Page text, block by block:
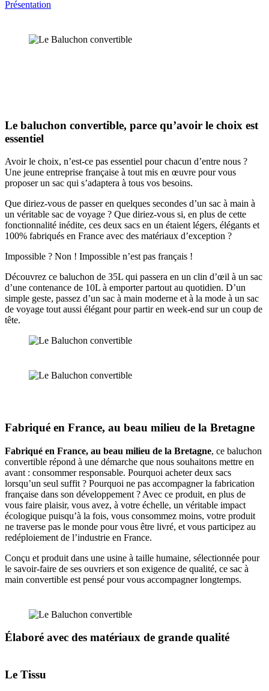
Présentation
Le baluchon convertible, parce qu’avoir le choix est
essentiel
Avoir le choix, n’est-ce pas essentiel pour chacun d’entre nous ?
Une jeune entreprise française à tout mis en œuvre pour vous
proposer un sac qui s’adaptera à tous vos besoins.
Que diriez-vous de passer en quelques secondes d’un sac à main à
un véritable sac de voyage ? Que diriez-vous si, en plus de cette
fonctionnalité inédite, ces deux sacs en un étaient légers, élégants et
100% fabriqués en France avec des matériaux d’exception ?
Impossible ? Non ! Impossible n’est pas français !
Découvrez ce baluchon de 35L qui passera en un clin d’œil à un sac
d’une contenance de 10L à emporter partout au quotidien. D’un
simple geste, passez d’un sac à main moderne et à la mode à un sac
de voyage tout aussi élégant pour partir en week-end sur un coup de
tête.
Fabriqué en France, au beau milieu de la Bretagne
Fabriqué en France, au beau milieu de la Bretagne, ce baluchon
convertible répond à une démarche que nous souhaitons mettre en
avant : consommer responsable. Pourquoi acheter deux sacs
lorsqu’un seul suffit ? Pourquoi ne pas accompagner la fabrication
française dans son développement ? Avec ce produit, en plus de
vous faire plaisir, vous avez, à votre échelle, un véritable impact
écologique puisqu’à la fois, vous consommez moins, votre produit
ne traverse pas le monde pour vous être livré, et vous participez au
redéploiement de l’industrie en France.
Conçu et produit dans une usine à taille humaine, sélectionnée pour
le savoir-faire de ses ouvriers et son exigence de qualité, ce sac à
main convertible est pensé pour vous accompagner longtemps.
Élaboré avec des matériaux de grande qualité
Le Tissu